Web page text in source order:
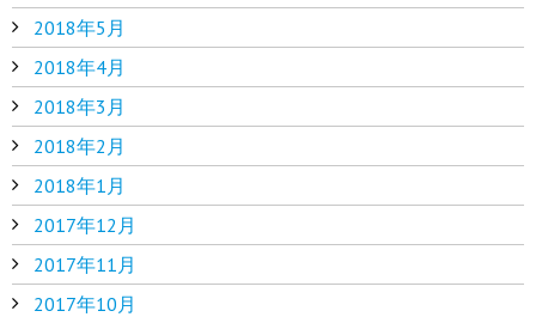
2018年5月
2018年4月
2018年3月
2018年2月
2018年1月
2017年12月
2017年11月
2017年10月